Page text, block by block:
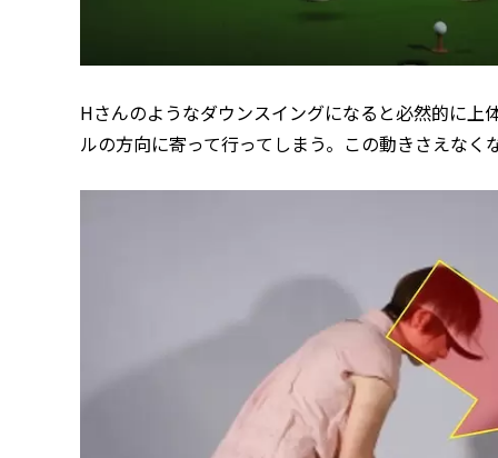
Hさんのようなダウンスイングになると必然的に上
ルの方向に寄って行ってしまう。この動きさえな